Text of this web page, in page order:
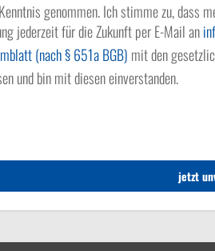
genommen. Ich stimme zu, dass
jederzeit für die Zukunft per E-Mail an
(nach § 651a BGB) mit den
und bin mit diesen einverstanden.